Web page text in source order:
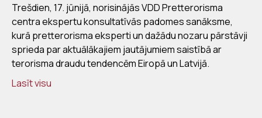
Trešdien, 17. jūnijā, norisinājās VDD Pretterorisma
centra ekspertu konsultatīvās padomes sanāksme,
kurā pretterorisma eksperti un dažādu nozaru pārstāvji
sprieda par aktuālākajiem jautājumiem saistībā ar
terorisma draudu tendencēm Eiropā un Latvijā.
Lasīt visu